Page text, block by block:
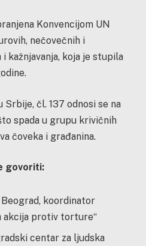
Konvencijom UN
nečovečnih i
kažnjavanja, koja je stupila
čl. 137 odnosi se na
spada u grupu krivičnih
čoveka i građanina.
govoriti:
koordinator
akcija protiv torture“
centar za ljudska